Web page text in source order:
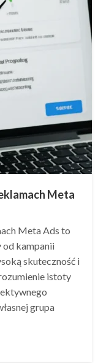
Meta
Meta Ads to
od kampanii
skuteczność i
istoty
grupa